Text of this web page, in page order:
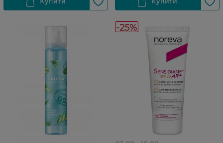
-25%